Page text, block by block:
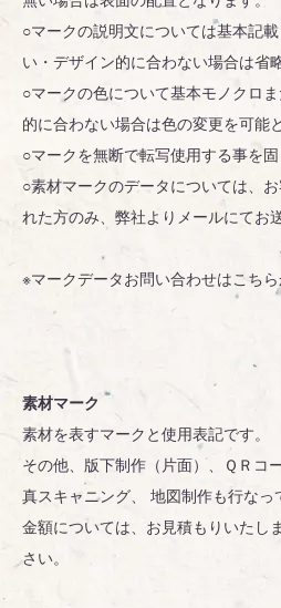
○マークの説明文については基本記
い・デザイン的に合わない場合は省
○マークの色について基本モノクロ
的に合わない場合は色の変更を可能
○マークを無断で転写使用する事を固
○素材マークのデータについては、
れた方のみ、弊社よりメールにてお
※マークデータお問い合わせはこち
素材マーク
素材を表すマークと使用表記です。
その他、版下制作（片面）、ＱＲコ
真スキャニング、 地図制作も行なっ
金額については、お見積もりいたし
さい。